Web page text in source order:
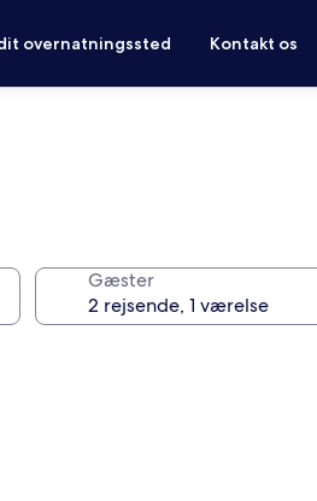
overnatningssted Kontakt os
Gæster